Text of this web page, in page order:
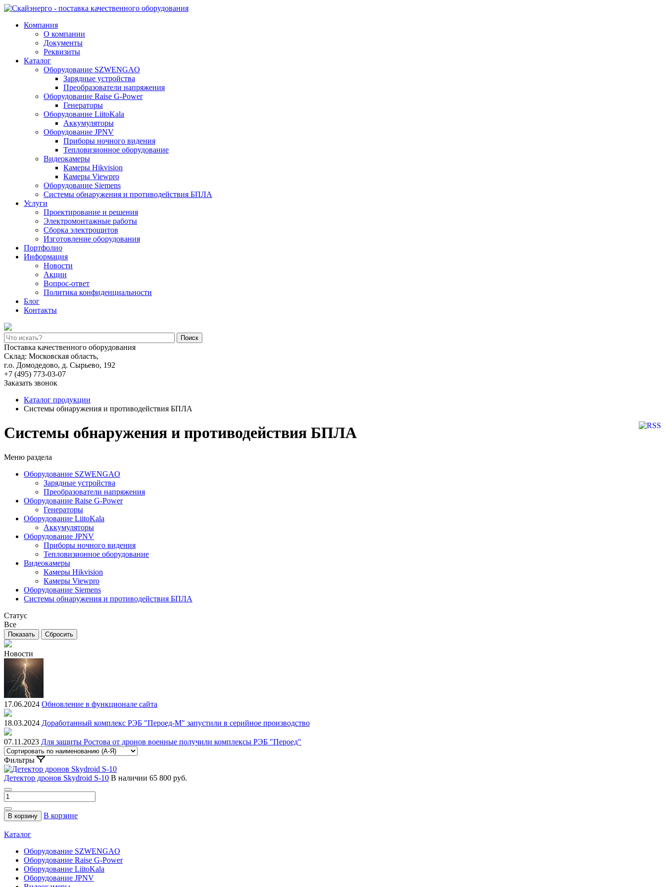
Компания
О компании
Документы
Реквизиты
Каталог
Оборудование SZWENGAO
Зарядные устройства
Преобразователи напряжения
Оборудование Raise G-Power
Генераторы
Оборудование LiitoKala
Аккумуляторы
Оборудование JPNV
Приборы ночного видения
Тепловизионное оборудование
Видеокамеры
Камеры Hikvision
Камеры Viewpro
Оборудование Siemens
Системы обнаружения и противодействия БПЛА
Услуги
Проектирование и решения
Электромонтажные работы
Сборка электрощитов
Изготовление оборудования
Портфолио
Информация
Новости
Акции
Вопрос-ответ
Политика конфиденциальности
Блог
Контакты
Поиск
Поставка качественного оборудования
Склад: Московская область,
г.о. Домодедово, д. Сырьево, 192
+7 (495) 773-03-07
Заказать звонок
Каталог продукции
Системы обнаружения и противодействия БПЛА
Системы обнаружения и противодействия БПЛА
Меню раздела
Оборудование SZWENGAO
Зарядные устройства
Преобразователи напряжения
Оборудование Raise G-Power
Генераторы
Оборудование LiitoKala
Аккумуляторы
Оборудование JPNV
Приборы ночного видения
Тепловизионное оборудование
Видеокамеры
Камеры Hikvision
Камеры Viewpro
Оборудование Siemens
Системы обнаружения и противодействия БПЛА
Статус
Все
Новости
17.06.2024 Обновление в функционале сайта
18.03.2024 Доработанный комплекс РЭБ "Пероед-М" запустили в серийное производство
07.11.2023 Для защиты Ростова от дронов военные получили комплексы РЭБ "Пероед"
Фильтры
Детектор дронов Skydroid S-10 В наличии 65 800 руб.
В корзину В корзине
Каталог
Оборудование SZWENGAO
Оборудование Raise G-Power
Оборудование LiitoKala
Оборудование JPNV